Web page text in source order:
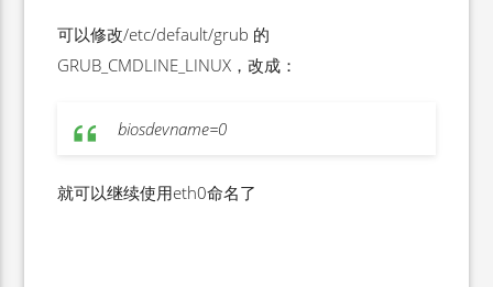
可以修改/etc/default/grub 的
GRUB_CMDLINE_LINUX，改成：
biosdevname=0
就可以继续使用eth0命名了